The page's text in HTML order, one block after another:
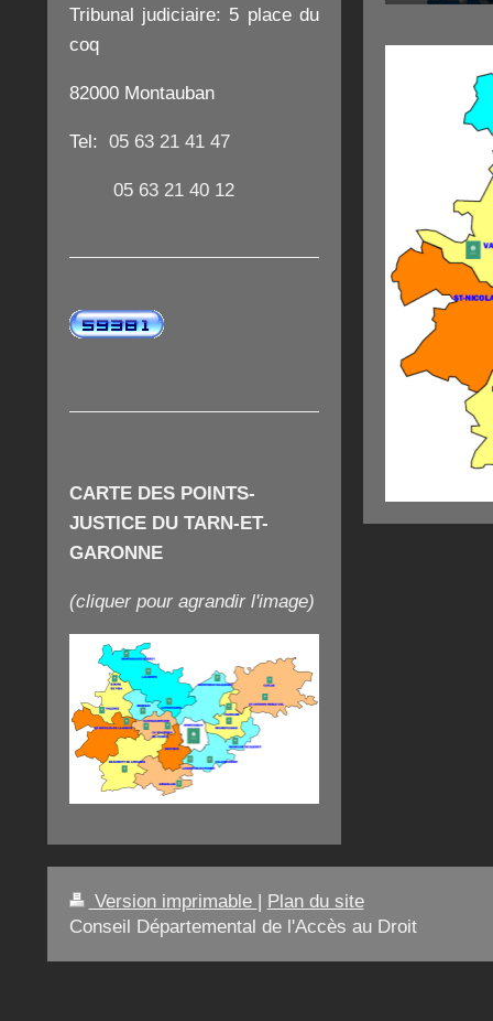
Tribunal judiciaire: 5 place du
coq
82000 Montauban
Tel: 05 63 21 41 47
05 63 21 40 12
CARTE DES POINTS-
JUSTICE DU TARN-ET-
GARONNE
(cliquer pour agrandir l'image)
Version imprimable
Plan du site
Conseil Départemental de l'Accès au Droit